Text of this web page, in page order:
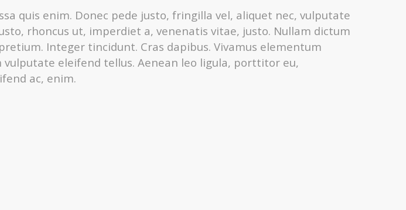
quis enim. Donec pede justo, fringilla vel, aliquet nec, vulputate
rhoncus ut, imperdiet a, venenatis vitae, justo. Nullam dictum
Integer tincidunt. Cras dapibus. Vivamus elementum
vulputate eleifend tellus. Aenean leo ligula, porttitor eu,
ac, enim.